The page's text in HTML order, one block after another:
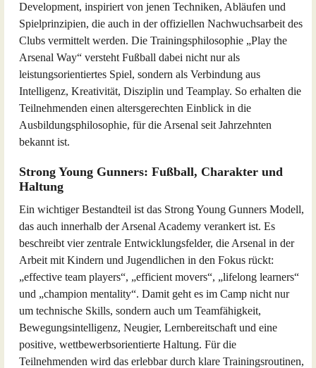
Development, inspiriert von jenen Techniken, Abläufen und
Spielprinzipien, die auch in der offiziellen Nachwuchsarbeit des
Clubs vermittelt werden. Die Trainingsphilosophie „Play the
Arsenal Way“ versteht Fußball dabei nicht nur als
leistungsorientiertes Spiel, sondern als Verbindung aus
Intelligenz, Kreativität, Disziplin und Teamplay. So erhalten die
Teilnehmenden einen altersgerechten Einblick in die
Ausbildungsphilosophie, für die Arsenal seit Jahrzehnten
bekannt ist.
Strong Young Gunners: Fußball, Charakter und
Haltung
Ein wichtiger Bestandteil ist das Strong Young Gunners Modell,
das auch innerhalb der Arsenal Academy verankert ist. Es
beschreibt vier zentrale Entwicklungsfelder, die Arsenal in der
Arbeit mit Kindern und Jugendlichen in den Fokus rückt:
„effective team players“, „efficient movers“, „lifelong learners“
und „champion mentality“. Damit geht es im Camp nicht nur
um technische Skills, sondern auch um Teamfähigkeit,
Bewegungsintelligenz, Neugier, Lernbereitschaft und eine
positive, wettbewerbsorientierte Haltung. Für die
Teilnehmenden wird das erlebbar durch klare Trainingsroutinen,